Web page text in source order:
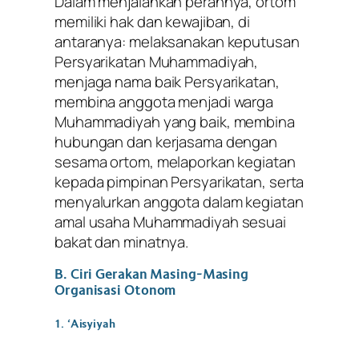
memiliki hak dan kewajiban, di
antaranya: melaksanakan keputusan
Persyarikatan Muhammadiyah,
menjaga nama baik Persyarikatan,
membina anggota menjadi warga
Muhammadiyah yang baik, membina
hubungan dan kerjasama dengan
sesama ortom, melaporkan kegiatan
kepada pimpinan Persyarikatan, serta
menyalurkan anggota dalam kegiatan
amal usaha Muhammadiyah sesuai
bakat dan minatnya.
B. Ciri Gerakan Masing-Masing
Organisasi Otonom
1. ‘Aisyiyah